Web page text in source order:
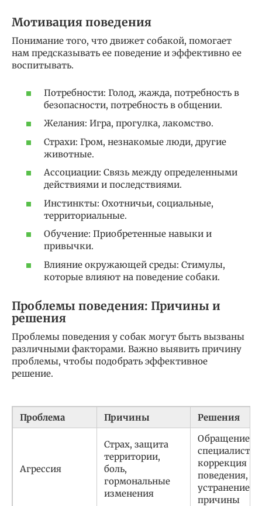
Мотивация поведения
Понимание того, что движет собакой, помогает
нам предсказывать ее поведение и эффективно ее
воспитывать.
Потребности: Голод, жажда, потребность в
безопасности, потребность в общении.
Желания: Игра, прогулка, лакомство.
Страхи: Гром, незнакомые люди, другие
животные.
Ассоциации: Связь между определенными
действиями и последствиями.
Инстинкты: Охотничьи, социальные,
территориальные.
Обучение: Приобретенные навыки и
привычки.
Влияние окружающей среды: Стимулы,
которые влияют на поведение собаки.
Проблемы поведения: Причины и
решения
Проблемы поведения у собак могут быть вызваны
различными факторами. Важно выявить причину
проблемы, чтобы подобрать эффективное
решение.
Проблема Причины Решения
Агрессия
Страх, защита
территории,
боль,
гормональные
изменения
Обращение к
специалисту,
коррекция
поведения,
устранение
причины